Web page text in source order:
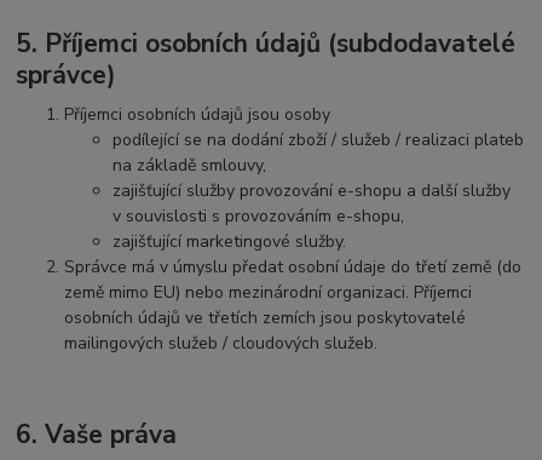
5. Příjemci osobních údajů (subdodavatelé
správce)
Příjemci osobních údajů jsou osoby
podílející se na dodání zboží / služeb / realizaci plateb
na základě smlouvy,
zajišťující služby provozování e-shopu a další služby
v souvislosti s provozováním e-shopu,
zajišťující marketingové služby.
Správce má v úmyslu předat osobní údaje do třetí země (do
země mimo EU) nebo mezinárodní organizaci. Příjemci
osobních údajů ve třetích zemích jsou poskytovatelé
mailingových služeb / cloudových služeb.
6. Vaše práva